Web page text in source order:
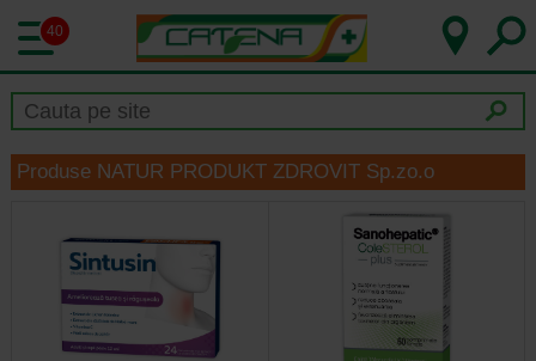
40
Produse NATUR PRODUKT ZDROVIT Sp.zo.o